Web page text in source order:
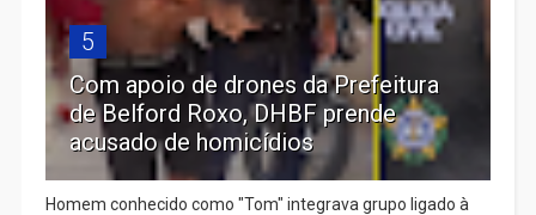
5
Com apoio de drones da Prefeitura
de Belford Roxo, DHBF prende
acusado de homicídios
Homem conhecido como "Tom" integrava grupo ligado à